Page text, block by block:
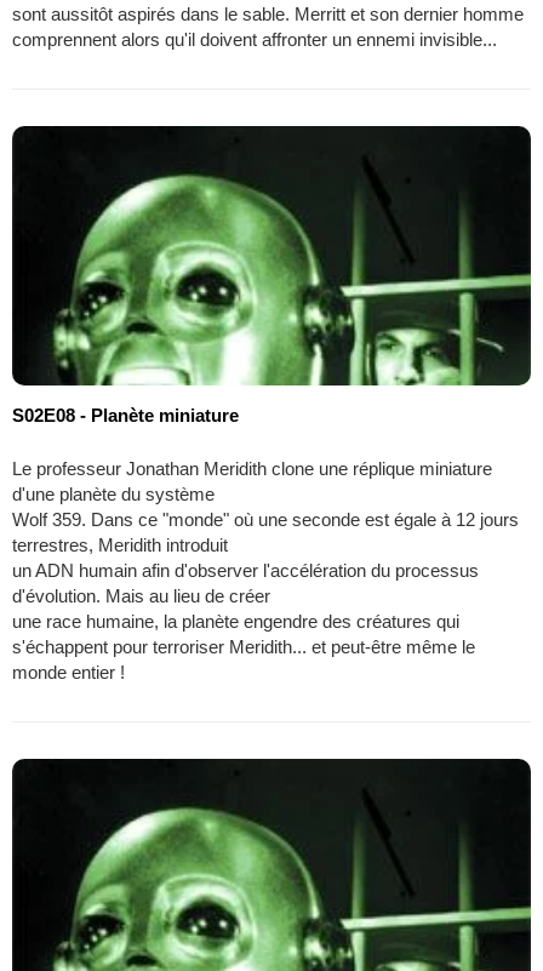
sont aussitôt aspirés dans le sable. Merritt et son dernier homme
comprennent alors qu'il doivent affronter un ennemi invisible...
S02E08 - Planète miniature
Le professeur Jonathan Meridith clone une réplique miniature
d'une planète du système
Wolf 359. Dans ce "monde" où une seconde est égale à 12 jours
terrestres, Meridith introduit
un ADN humain afin d'observer l'accélération du processus
d'évolution. Mais au lieu de créer
une race humaine, la planète engendre des créatures qui
s'échappent pour terroriser Meridith... et peut-être même le
monde entier !